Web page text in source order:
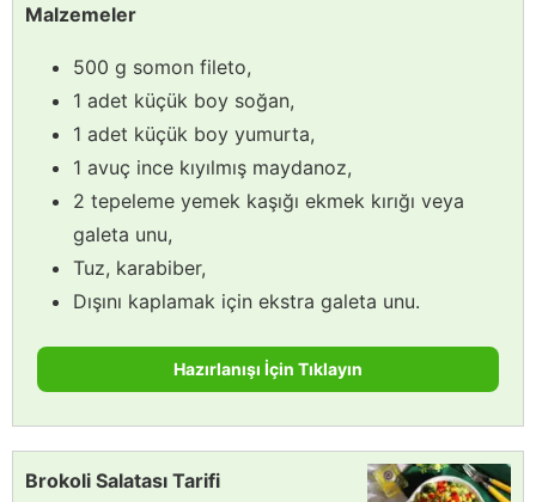
Malzemeler
500 g somon fileto,
1 adet küçük boy soğan,
1 adet küçük boy yumurta,
1 avuç ince kıyılmış maydanoz,
2 tepeleme yemek kaşığı ekmek kırığı veya
galeta unu,
Tuz, karabiber,
Dışını kaplamak için ekstra galeta unu.
Hazırlanışı İçin Tıklayın
Brokoli Salatası Tarifi